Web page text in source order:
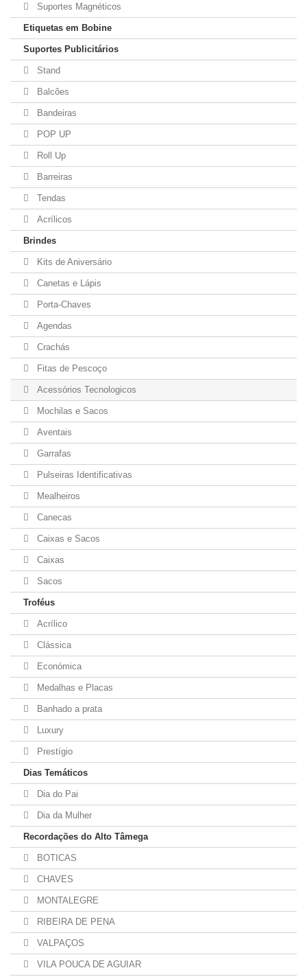
Suportes Magnéticos
Etiquetas em Bobine
Suportes Publicitários
Stand
Balcões
Bandeiras
POP UP
Roll Up
Barreiras
Tendas
Acrílicos
Brindes
Kits de Aniversário
Canetas e Lápis
Porta-Chaves
Agendas
Crachás
Fitas de Pescoço
Acessórios Tecnologicos
Mochilas e Sacos
Aventais
Garrafas
Pulseiras Identificativas
Mealheiros
Canecas
Caixas e Sacos
Caixas
Sacos
Troféus
Acrílico
Clássica
Económica
Medalhas e Placas
Banhado a prata
Luxury
Prestígio
Dias Temáticos
Dia do Pai
Dia da Mulher
Recordações do Alto Tâmega
BOTICAS
CHAVES
MONTALEGRE
RIBEIRA DE PENA
VALPAÇOS
VILA POUCA DE AGUIAR